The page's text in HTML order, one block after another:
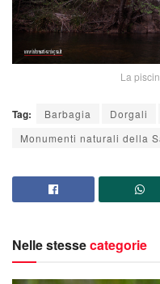
La
Tag: Barbagia Dorgali
Monumenti naturali della
Nelle stessecategorie